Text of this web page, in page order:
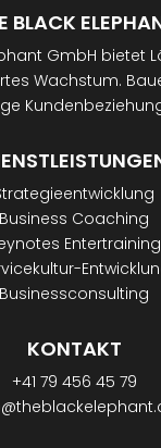
BLACK
GmbH bietet
Wachstum.
Business Coaching
Entertraining
Businessconsulting
KONTAKT
+41 79 456 45 79